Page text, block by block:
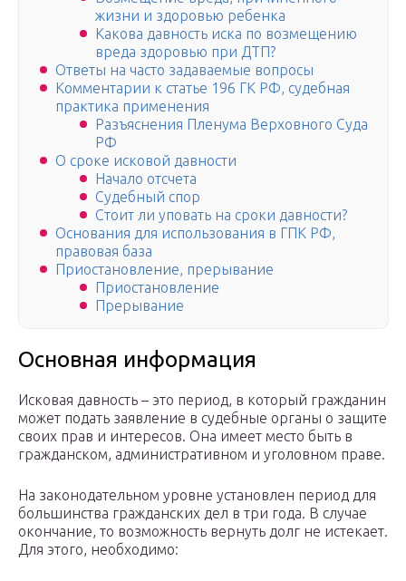
жизни и здоровью ребенка
Какова давность иска по возмещению
вреда здоровью при ДТП?
Ответы на часто задаваемые вопросы
Комментарии к статье 196 ГК РФ, судебная
практика применения
Разъяснения Пленума Верховного Суда
РФ
О сроке исковой давности
Начало отсчета
Судебный спор
Стоит ли уповать на сроки давности?
Основания для использования в ГПК РФ,
правовая база
Приостановление, прерывание
Приостановление
Прерывание
Основная информация
Исковая давность – это период, в который гражданин
может подать заявление в судебные органы о защите
своих прав и интересов. Она имеет место быть в
гражданском, административном и уголовном праве.
На законодательном уровне установлен период для
большинства гражданских дел в три года. В случае
окончание, то возможность вернуть долг не истекает.
Для этого, необходимо: